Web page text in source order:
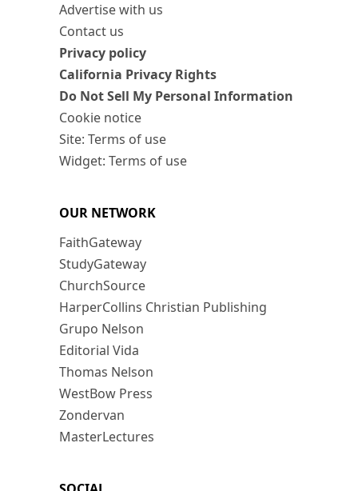
Advertise with us
Contact us
Privacy policy
California Privacy Rights
Do Not Sell My Personal Information
Cookie notice
Site: Terms of use
Widget: Terms of use
OUR NETWORK
FaithGateway
StudyGateway
ChurchSource
HarperCollins Christian Publishing
Grupo Nelson
Editorial Vida
Thomas Nelson
WestBow Press
Zondervan
MasterLectures